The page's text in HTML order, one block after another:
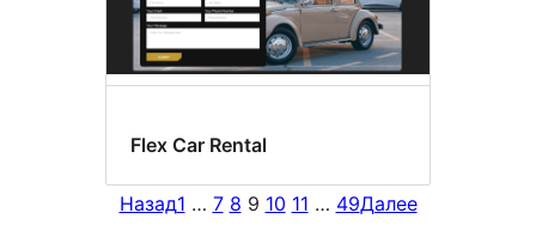
Flex Car Rental
Назад1 … 7 8 9 10 11 … 49Далее